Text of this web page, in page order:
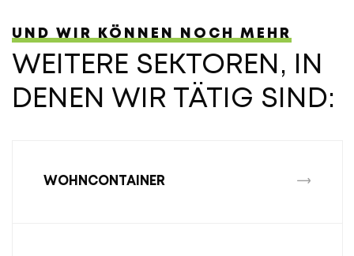
UND WIR KÖNNEN NOCH MEHR
WEITERE SEKTOREN, IN
DENEN WIR TÄTIG SIND:
WOHNCONTAINER